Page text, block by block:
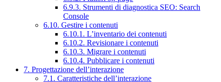
6.9.3. Strumenti di diagnostica SEO: Search
Console
6.10. Gestire i contenuti
6.10.1. L’inventario dei contenuti
6.10.2. Revisionare i contenuti
6.10.3. Migrare i contenuti
6.10.4. Pubblicare i contenuti
7. Progettazione dell’interazione
7.1. Caratteristiche dell’interazione